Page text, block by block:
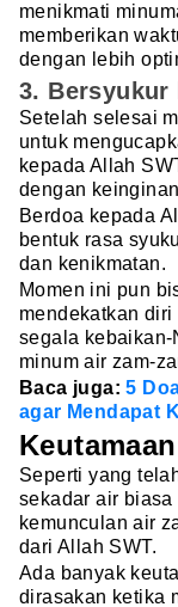
menikmati
memberikan
dengan lebih
3. Bersyukur
Setelah selesai
untuk
kepada Allah
dengan
Berdoa kepada
bentuk rasa
dan kenikmatan.
Momen ini pun
mendekatkan
segala
minum air zam-
Baca juga:5
agar Mendapat
Seperti yang
sekadar air biasa
kemunculan air
dari Allah SWT.
Ada banyak
dirasakan ketika